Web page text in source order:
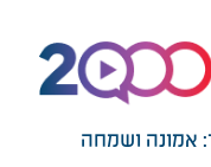
אמונה ושמחה